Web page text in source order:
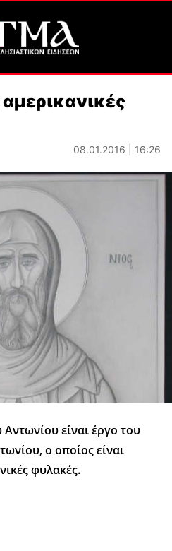
08.01.2016 | 16:26
είναι έργο του
ο οποίος είναι
φυλακές.